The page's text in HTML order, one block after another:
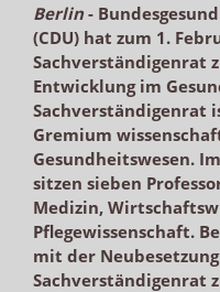
Berlin-
(CDU) hat zum 1.
Sachverständigenrat
Entwicklung im
Sachverständigenrat
Gremium
Gesundheitswesen.
sitzen sieben
Medizin,
Pflegewissenschaft.
mit der
Sachverständigenrat